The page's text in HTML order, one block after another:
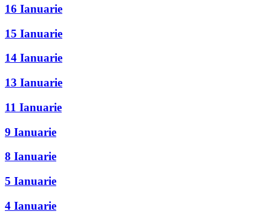
16 Ianuarie
15 Ianuarie
14 Ianuarie
13 Ianuarie
11 Ianuarie
9 Ianuarie
8 Ianuarie
5 Ianuarie
4 Ianuarie